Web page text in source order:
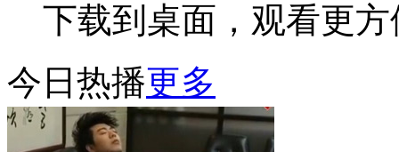
下载到桌面，观看更方
今日热播更多